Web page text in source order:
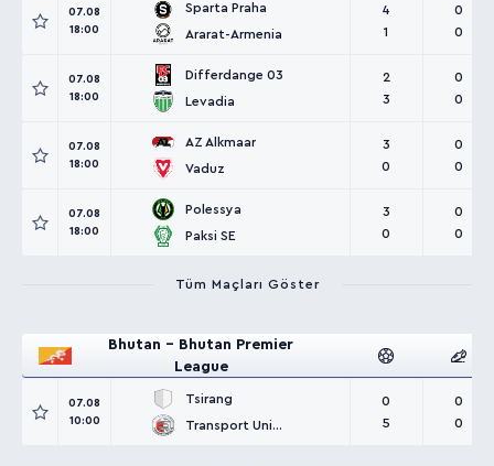
07.08
18:00
Sparta Praha
Ararat-Armenia
4
1
0
0
07.08
18:00
Differdange 03
Levadia
2
3
0
0
07.08
18:00
AZ Alkmaar
Vaduz
3
0
0
0
07.08
18:00
Polessya
Paksi SE
3
0
0
0
Tüm Maçları Göster
Bhutan - Bhutan Premier
League
07.08
10:00
Tsirang
Transport United
0
5
0
0